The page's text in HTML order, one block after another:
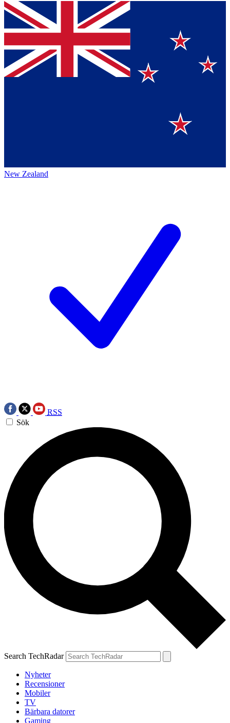
New Zealand
RSS
Sök
Search TechRadar
Nyheter
Recensioner
Mobiler
TV
Bärbara datorer
Gaming